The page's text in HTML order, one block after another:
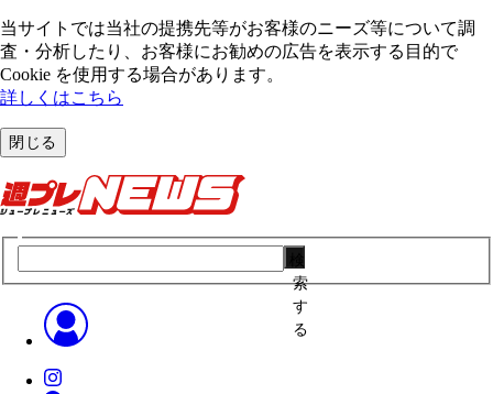
当サイトでは当社の提携先等がお客様のニーズ等について調
査・分析したり、お客様にお勧めの広告を表⽰する⽬的で
Cookie を使⽤する場合があります。
詳しくはこちら
閉じる
索
す
る